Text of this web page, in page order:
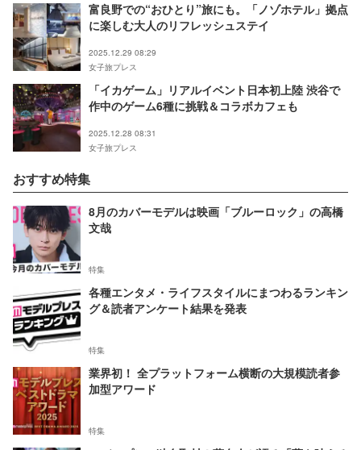
富良野での“おひとり”旅にも。「ノゾホテル」拠点
に楽しむ大人のリフレッシュステイ
2025.12.29 08:29
女子旅プレス
「イカゲーム」リアルイベント日本初上陸 渋谷で
作中のゲーム6種に挑戦＆コラボカフェも
2025.12.28 08:31
女子旅プレス
おすすめ特集
8月のカバーモデルは映画「ブルーロック」の高橋
文哉
特集
各種エンタメ・ライフスタイルにまつわるランキン
グ＆読者アンケート結果を発表
特集
業界初！ 全プラットフォーム横断の大規模読者参
加型アワード
特集